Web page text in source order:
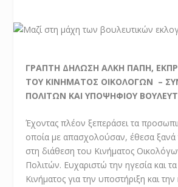
ΓΡΑΠΤΗ ΔΗΛΩΣΗ ΑΛΚΗ ΠΑΠΗ,
ΤΟΥ ΚΙΝΗΜΑΤΟΣ ΟΙΚΟΛΟΓΩΝ –
ΠΟΛΙΤΩΝ ΚΑΙ ΥΠΟΨΗΦΙΟΥ
Έχοντας πλέον ξεπεράσει τα
οποία με απασχολούσαν, έθεσα
στη διάθεση του Κινήματος
Πολιτών. Ευχαριστώ την ηγεσία και
Κινήματος για την υποστήριξη και